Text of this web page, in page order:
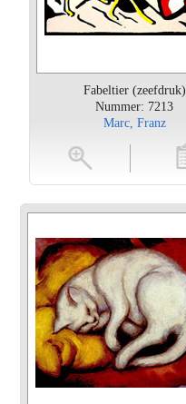
Fabeltier (zeefdruk)
Nummer: 7213
Marc, Franz
toevoegen